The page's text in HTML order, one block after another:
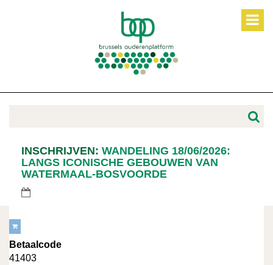
INSCHRIJVEN: WANDELING 18/06/2026:
LANGS ICONISCHE GEBOUWEN VAN
WATERMAAL-BOSVOORDE
Betaalcode
41403